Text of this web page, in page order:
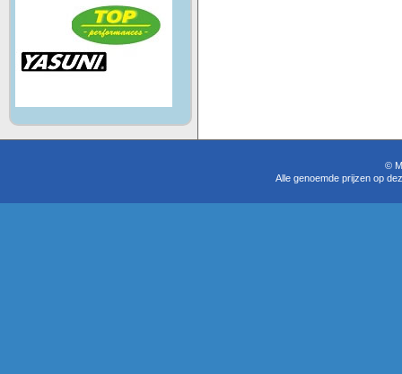
©
Alle genoemde prijzen op